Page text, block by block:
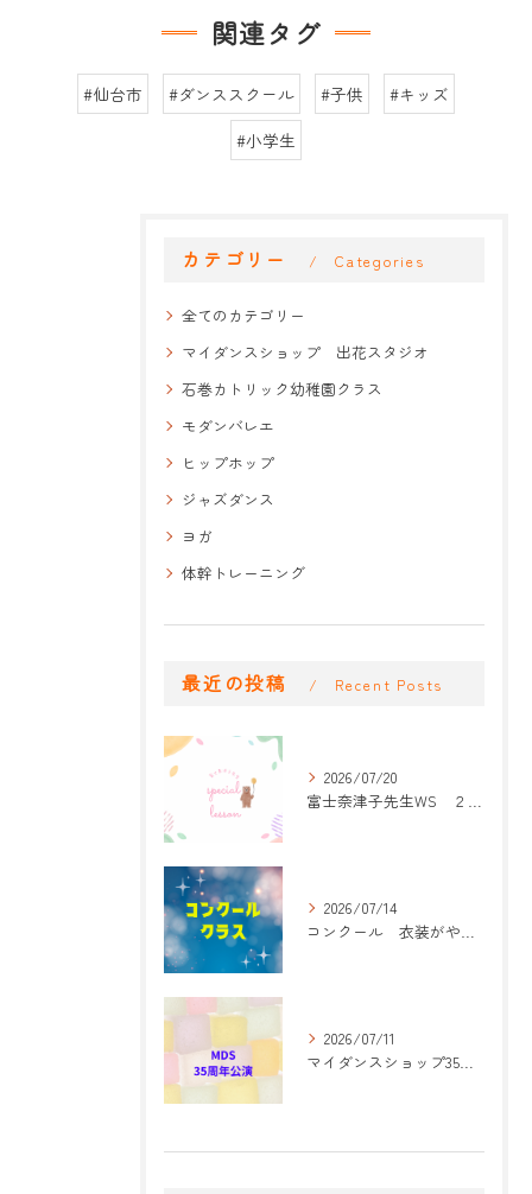
関連タグ
#仙台市 #ダンススクール #子供
#キッズ
#小学生
カテゴリー Categories
全てのカテゴリー
マイダンスショップ 出花スタジオ
石巻カトリック幼稚園クラス
モダンバレエ
ヒップホップ
ジャズダンス
ヨガ
体幹トレーニング
最近の投稿 Recent Posts
2026/07/20
富士奈津子先生WS ２回目
2026/07/14
コンクール 衣装がやって来た！
2026/07/11
マイダンスショップ35周年記念公演 振付開始